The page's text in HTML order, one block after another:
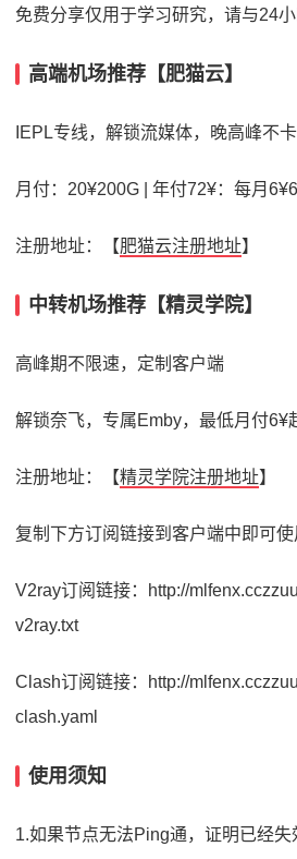
免费分享仅用于学习研究，请与24小
高端机场推荐【肥猫云】
IEPL专线，解锁流媒体，晚高峰不
月付：20¥200G | 年付72¥：每月
注册地址：【肥猫云注册地址】
中转机场推荐【精灵学院】
高峰期不限速，定制客户端
解锁奈飞，专属Emby，最低月付6¥
注册地址：【精灵学院注册地址】
复制下方订阅链接到客户端中即可使
V2ray订阅链接：http://
v2ray.txt
Clash订阅链接：http://
clash.yaml
使用须知
1.如果节点无法Ping通，证明已经失